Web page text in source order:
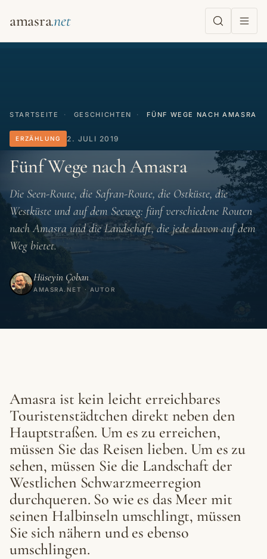
amasra
STARTSEITE · GESCHICHTEN · FÜNF WEGE NACH AMASRA
ERZÄHLUNG 2. JULI 2019
Fünf Wege nach Amasra
Die Seen-Route, die Safran-Route, die Ostküste, die
Westküste und auf dem Seeweg: fünf verschiedene Routen
nach Amasra und die Landschaft, die jede davon auf dem
Weg bietet.
Hüseyin Çoban
AMASRA.NET · AUTOR
Amasra ist kein leicht erreichbares
Touristenstädtchen direkt neben den
Hauptstraßen. Um es zu erreichen,
müssen Sie das Reisen lieben. Um es zu
sehen, müssen Sie die Landschaft der
Westlichen Schwarzmeerregion
durchqueren. So wie es das Meer mit
seinen Halbinseln umschlingt, müssen
Sie sich nähern und es ebenso
umschlingen.